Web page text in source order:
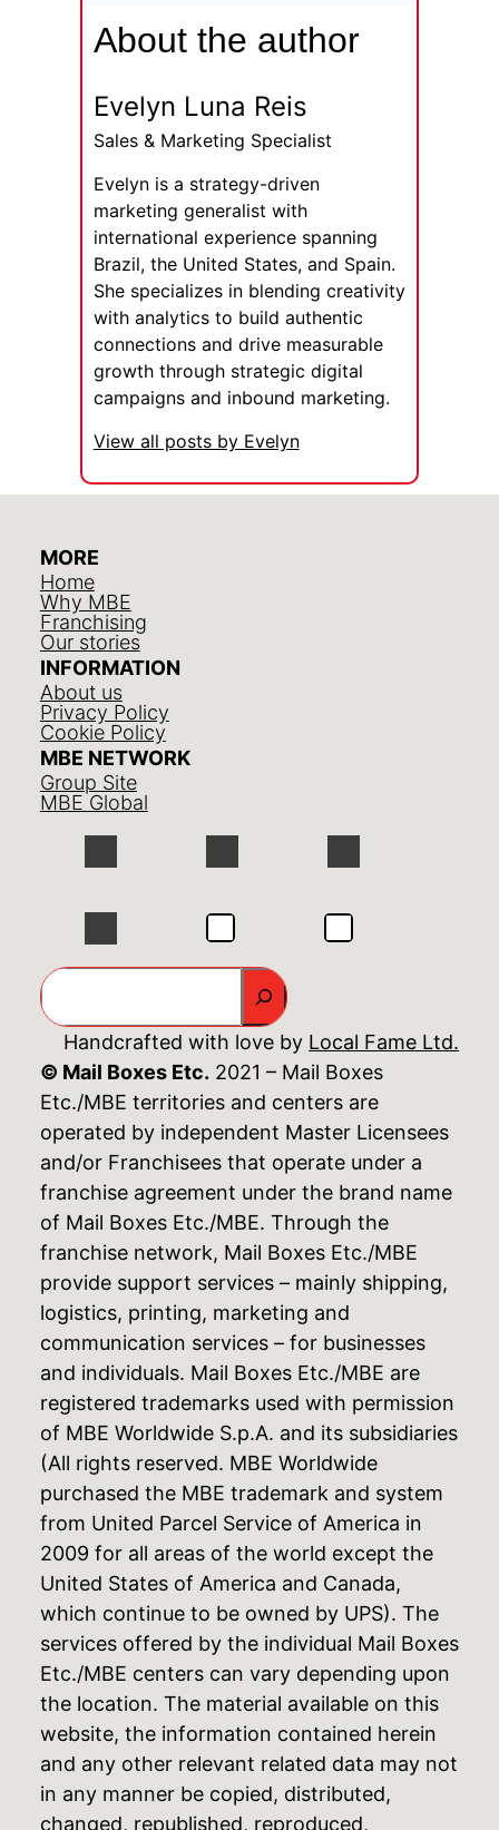
About the author
Evelyn Luna Reis
Sales & Marketing Specialist
Evelyn is a strategy-driven
marketing generalist with
international experience spanning
Brazil, the United States, and Spain.
She specializes in blending creativity
with analytics to build authentic
connections and drive measurable
growth through strategic digital
campaigns and inbound marketing.
View all posts by Evelyn
MORE
Home
Why MBE
Franchising
Our stories
INFORMATION
About us
Privacy Policy
Cookie Policy
MBE NETWORK
Group Site
MBE Global
GO
Handcrafted with love by Local Fame Ltd.
© Mail Boxes Etc. 2021 – Mail Boxes
Etc./MBE territories and centers are
operated by independent Master Licensees
and/or Franchisees that operate under a
franchise agreement under the brand name
of Mail Boxes Etc./MBE. Through the
franchise network, Mail Boxes Etc./MBE
provide support services – mainly shipping,
logistics, printing, marketing and
communication services – for businesses
and individuals. Mail Boxes Etc./MBE are
registered trademarks used with permission
of MBE Worldwide S.p.A. and its subsidiaries
(All rights reserved. MBE Worldwide
purchased the MBE trademark and system
from United Parcel Service of America in
2009 for all areas of the world except the
United States of America and Canada,
which continue to be owned by UPS). The
services offered by the individual Mail Boxes
Etc./MBE centers can vary depending upon
the location. The material available on this
website, the information contained herein
and any other relevant related data may not
in any manner be copied, distributed,
changed, republished, reproduced,